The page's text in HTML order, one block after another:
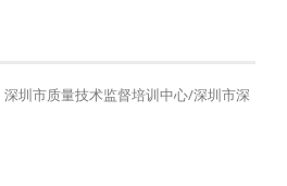
圳市质量技术监督培训中心/深圳市深